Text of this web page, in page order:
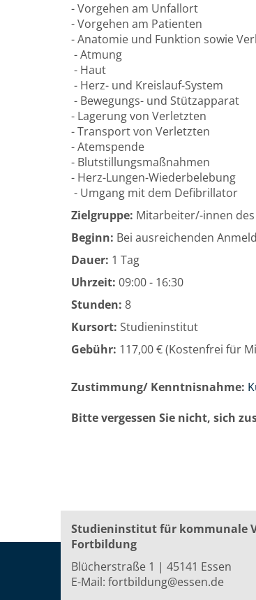
- Vorgehen am Unfallort
- Vorgehen am Patienten
- Anatomie und Funktion sowie
- Atmung
- Haut
- Herz- und Kreislauf-System
- Bewegungs- und Stützapparat
- Lagerung von Verletzten
- Transport von Verletzten
- Atemspende
- Blutstillungsmaßnahmen
- Herz-Lungen-Wiederbelebung
- Umgang mit dem Defibrillator
Zielgruppe: Mitarbeiter/-innen
Beginn: Bei ausreichenden
Dauer: 1 Tag
Uhrzeit: 09:00 - 16:30
Stunden: 8
Kursort: Studieninstitut
Gebühr: 117,00 € (Kostenfrei für
Zustimmung/ Kenntnisnahme:
Bitte vergessen Sie nicht, sich
Studieninstitut für kommunale
Fortbildung
Blücherstraße 1 | 45141 Essen
E-Mail: fortbildung@essen.de